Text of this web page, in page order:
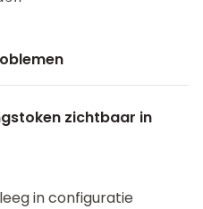
zichtbaar in
in configuratie